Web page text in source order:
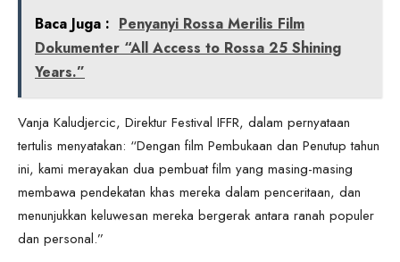
Baca Juga : Penyanyi Rossa Merilis Film
Dokumenter “All Access to Rossa 25 Shining
Years.”
Vanja Kaludjercic, Direktur Festival IFFR, dalam pernyataan
tertulis menyatakan: “Dengan film Pembukaan dan Penutup tahun
ini, kami merayakan dua pembuat film yang masing-masing
membawa pendekatan khas mereka dalam penceritaan, dan
menunjukkan keluwesan mereka bergerak antara ranah populer
dan personal.”